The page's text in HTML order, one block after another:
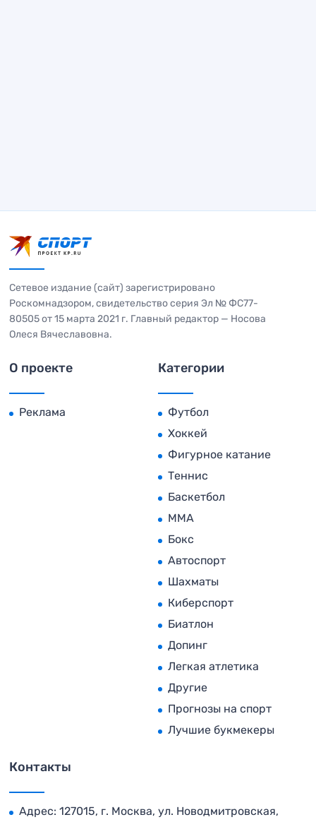
Сетевое издание (сайт) зарегистрировано
Роскомнадзором, свидетельство серия Эл № ФС77-
80505 от 15 марта 2021 г. Главный редактор — Носова
Олеся Вячеславовна.
О проекте
Реклама
Категории
Футбол
Хоккей
Фигурное катание
Теннис
Баскетбол
MMA
Бокс
Автоспорт
Шахматы
Киберспорт
Биатлон
Допинг
Легкая атлетика
Другие
Прогнозы на спорт
Лучшие букмекеры
Контакты
Адрес: 127015, г. Москва, ул. Новодмитровская,